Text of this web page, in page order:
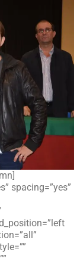
spacing=”yes”